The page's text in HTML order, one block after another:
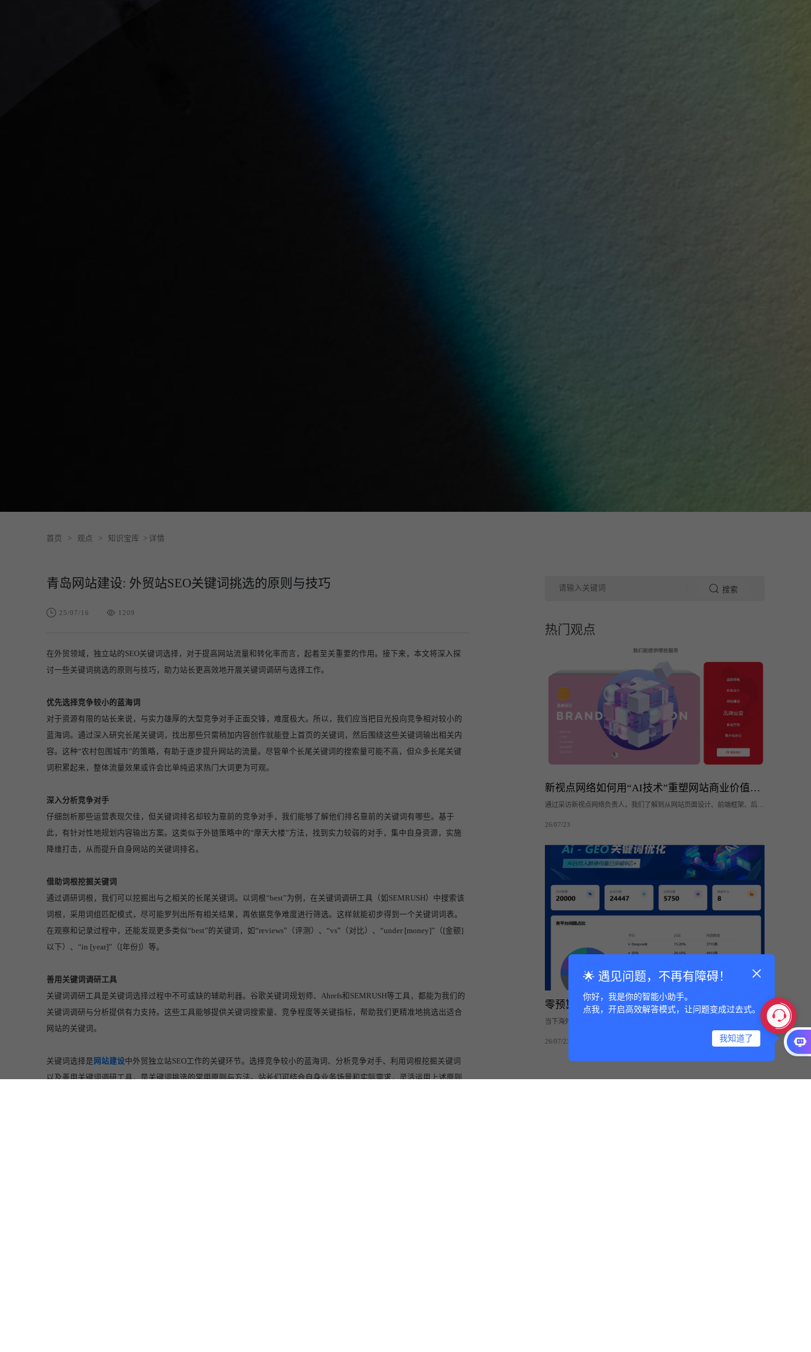
首页 > 观点 > 知识宝库 > 详情
青岛网站建设: 外贸站SEO关键词挑选的原则与技巧
25/07/16 1209
在外贸领域，独立站的SEO关键词选择，对于提高网站流量和转化率而言，起着至关重要的作用。接下来，本文将深入探
讨一些关键词挑选的原则与技巧，助力站长更高效地开展关键词调研与选择工作。
优先选择竞争较小的蓝海词
对于资源有限的站长来说，与实力雄厚的大型竞争对手正面交锋，难度极大。所以，我们应当把目光投向竞争相对较小的
蓝海词。通过深入研究长尾关键词，找出那些只需稍加内容创作就能登上首页的关键词，然后围绕这些关键词输出相关内
容。这种“农村包围城市”的策略，有助于逐步提升网站的流量。尽管单个长尾关键词的搜索量可能不高，但众多长尾关键
词积累起来，整体流量效果或许会比单纯追求热门大词更为可观。
深入分析竞争对手
仔细剖析那些运营表现欠佳，但关键词排名却较为靠前的竞争对手，我们能够了解他们排名靠前的关键词有哪些。基于
此，有针对性地规划内容输出方案。这类似于外链策略中的“摩天大楼”方法，找到实力较弱的对手，集中自身资源，实施
降维打击，从而提升自身网站的关键词排名。
借助词根挖掘关键词
通过调研词根，我们可以挖掘出与之相关的长尾关键词。以词根“best”为例，在关键词调研工具（如SEMRUSH）中搜索该
词根，采用词组匹配模式，尽可能罗列出所有相关结果，再依据竞争难度进行筛选。这样就能初步得到一个关键词词表。
在观察和记录过程中，还能发现更多类似“best”的关键词，如“reviews”（评测）、“vs”（对比）、“under [money]”（[金额]
以下）、“in [year]”（[年份]）等。
善用关键词调研工具
关键词调研工具是关键词选择过程中不可或缺的辅助利器。谷歌关键词规划师、Ahrefs和SEMRUSH等工具，都能为我们的
关键词调研与分析提供有力支持。这些工具能够提供关键词搜索量、竞争程度等关键指标，帮助我们更精准地挑选出适合
网站的关键词。
关键词选择是 网站建设中外贸独立站SEO工作的关键环节。选择竞争较小的蓝海词、分析竞争对手、利用词根挖掘关键词
以及善用关键词调研工具，是关键词挑选的常用原则与方法。站长们可结合自身业务场景和实际需求，灵活运用上述原则
搜索
热门观点
新视点网络如何用“AI技术”重塑网站商业价值｜
网站建设行业访谈
通过采访新视点网络负责人，我们了解到从网站页面设计、前端框架、后台
26/07/23
零预算自主做 GEO：出海外贸企业不用服务商，
让 ChatGPT、Gemini 主动推荐自家工厂全指南
当下海外 B 端采购商已习惯用 ChatGPT、Gemini、Perplexity 等 AI 工具寻
找供应商，传统竞价广告、付费 SEO 外包成本持续走高，大量中小外贸工
厂存在核心疑问：企业内部团队能不能独立完成 GEO（生成式引擎优
化）？不花钱投放、不外包专业服务商，能否让 AI 大模型检索行业需求时
抓取推荐底层技术原理切入，完整拆解企业零成本自主落地全套操作步骤，
26/07/23
🌟 遇见问题，不再有障碍！
你好，我是你的智能小助手。
点我，开启高效解答模式，让问题变成过去式。
我知道了